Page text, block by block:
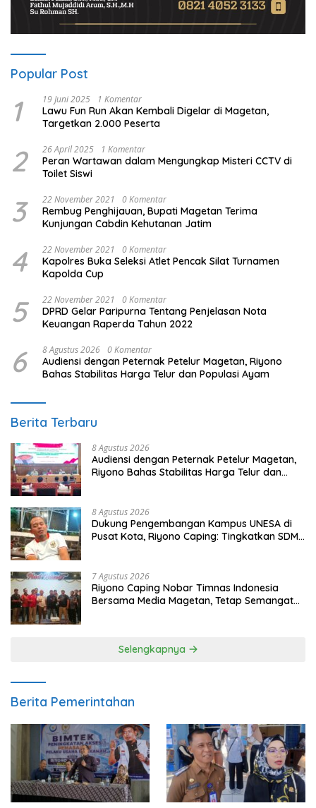
Popular Post
1 19 Juni 2025 1 Komentar
Lawu Fun Run Akan Kembali Digelar di Magetan,
Targetkan 2.000 Peserta
2 26 April 2025 1 Komentar
Peran Wartawan dalam Mengungkap Misteri CCTV di
Toilet Siswi
3 22 November 2021 0 Komentar
Rembug Penghijauan, Bupati Magetan Terima
Kunjungan Cabdin Kehutanan Jatim
4 22 November 2021 0 Komentar
Kapolres Buka Seleksi Atlet Pencak Silat Turnamen
Kapolda Cup
5 22 November 2021 0 Komentar
DPRD Gelar Paripurna Tentang Penjelasan Nota
Keuangan Raperda Tahun 2022
6 8 Agustus 2026 0 Komentar
Audiensi dengan Peternak Petelur Magetan, Riyono
Bahas Stabilitas Harga Telur dan Populasi Ayam
Berita Terbaru
8 Agustus 2026
Audiensi dengan Peternak Petelur Magetan,
Riyono Bahas Stabilitas Harga Telur dan
8 Agustus 2026
Dukung Pengembangan Kampus UNESA di
Pusat Kota, Riyono Caping: Tingkatkan SDM
7 Agustus 2026
Riyono Caping Nobar Timnas Indonesia
Bersama Media Magetan, Tetap Semangat
Selengkapnya
Berita Pemerintahan